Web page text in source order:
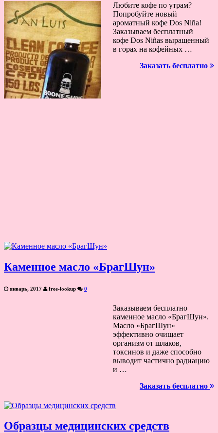
Любите кофе по утрам?
Попробуйте новый
ароматный кофе Dos Niña!
Заказываем бесплатный
кофе Dos Niñas выращенный
в горах на кофейных …
Заказать бесплатно
Каменное масло «БрагШун»
январь, 2017 free-lookup 0
Заказываем бесплатно
каменное масло «БрагШун».
Масло «БрагШун»
эффективно очищает
организм от шлаков,
токсинов и даже способно
выводит частично радиацию
и …
Заказать бесплатно
Образцы медицинских средств